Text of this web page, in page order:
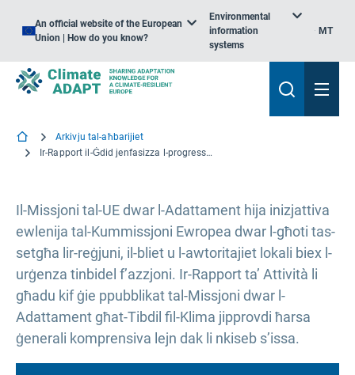
An official website of the European
Union | How do you know?
Environmental
information
systems
MT
Arkivju tal-aħbarijiet
Ir-Rapport il-Ġdid jenfasizza l-progress fuq tliet snin tal-Missjoni tal-UE dwar l-Adattament
Il-Missjoni tal-UE dwar l-Adattament hija inizjattiva
ewlenija tal-Kummissjoni Ewropea dwar l-għoti tas-
setgħa lir-reġjuni, il-bliet u l-awtoritajiet lokali biex l-
urġenza tinbidel f’azzjoni. Ir-Rapport ta’ Attività li
għadu kif ġie ppubblikat tal-Missjoni dwar l-
Adattament għat-Tibdil fil-Klima jipprovdi ħarsa
ġenerali komprensiva lejn dak li nkiseb s’issa.